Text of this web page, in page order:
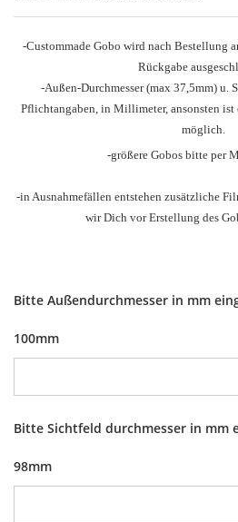
-Custommade Gobo wird nach Bestellung
Rückgabe
-Außen-Durchmesser(max 37,5mm) u.
Pflichtangaben, in Millimeter, ansonsten
möglich.
-größere Gobos bitte per
-in Ausnahmefällen entstehen zusätzliche
wir Dich vor Erstellung des
Bitte Außendurchmesser in mm
100mm
Bitte Sichtfeld durchmesser in mm
98mm